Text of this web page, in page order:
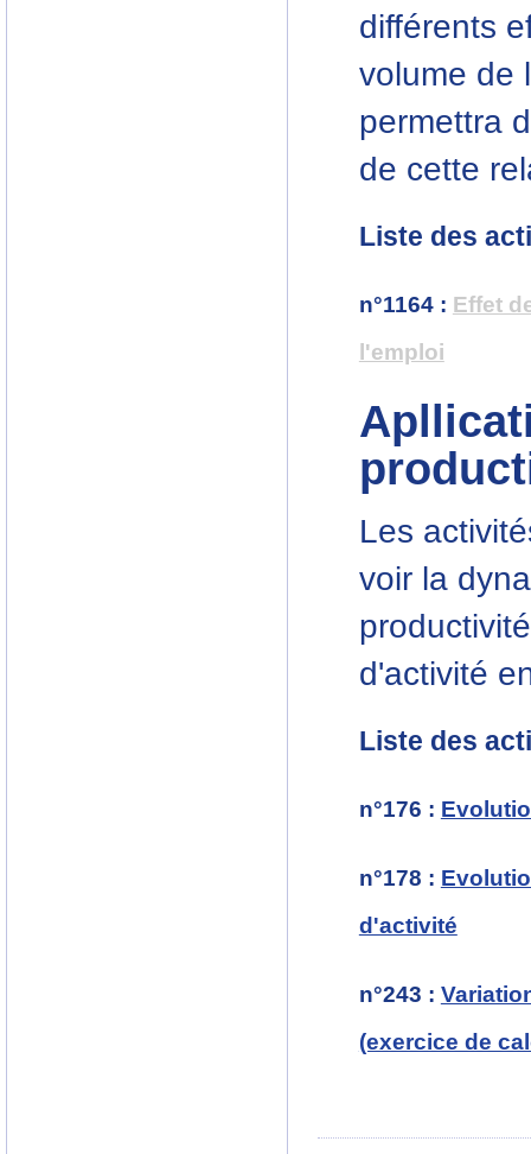
différents
volume de
permettra
de cette
Liste des
n°1164: Effet
l'emploi
Les
voir la
d'activité
Liste des
n°176 :
n°178 :
d'activité
n°243 :
(exercice de